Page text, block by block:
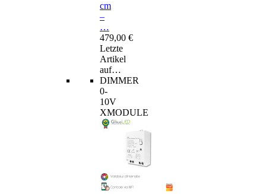
cm
–
…
479,00 €
Letzte
Artikel
auf…
DIMMER
0-
10V
XMODULE